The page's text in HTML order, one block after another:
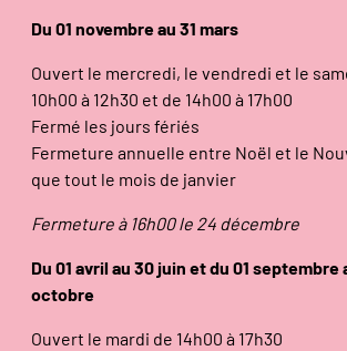
Du 01 novembre au 31 mars
Ouvert le mercredi, le vendredi et le
10h00 à 12h30 et de 14h00 à 17h00
Fermé les jours fériés
Fermeture annuelle entre Noël et le
que tout le mois de janvier
Fermeture à 16h00 le 24 décembre
Du 01 avril au 30 juin et du 01 septembre
octobre
Ouvert le mardi de 14h00 à 17h30